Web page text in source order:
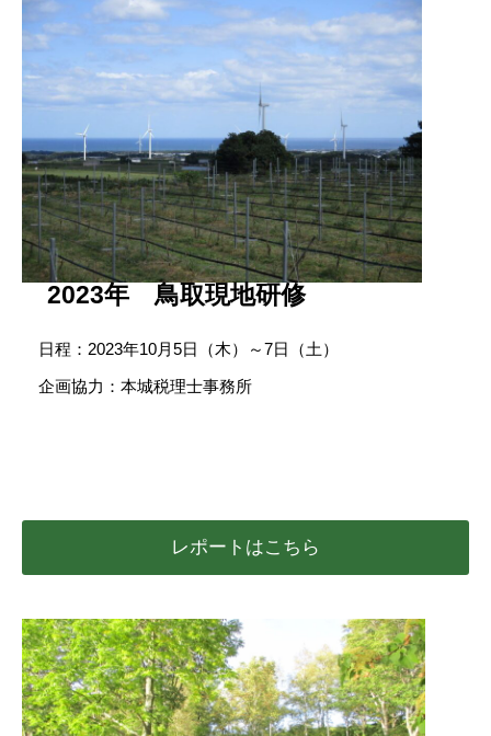
2023年 鳥取現地研修
日程：2023年10月5日（木）～7日（土）
企画協力：本城税理士事務所
レポートはこちら